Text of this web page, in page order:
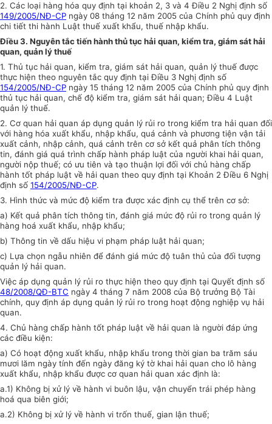
2. Các loại hàng hóa quy định tại khoản 2, 3 và 4 Điều 2 Nghị định số
149/2005/NĐ-CP ngày 08 tháng 12 năm 2005 của Chính phủ quy định
chi tiết thi hành Luật thuế xuất khẩu, thuế nhập khẩu.
Điều 3. Nguyên tắc tiến hành thủ tục hải quan, kiểm tra, giám sát hải
quan, quản lý thuế
1. Thủ tục hải quan, kiểm tra, giám sát hải quan, quản lý thuế được
thực hiện theo nguyên tắc quy định tại Điều 3 Nghị định số
154/2005/NĐ-CP ngày 15 tháng 12 năm 2005 của Chính phủ quy định
thủ tục hải quan, chế độ kiểm tra, giám sát hải quan; Điều 4 Luật
quản lý thuế.
2. Cơ quan hải quan áp dụng quản lý rủi ro trong kiểm tra hải quan đối
với hàng hóa xuất khẩu, nhập khẩu, quá cảnh và phương tiện vận tải
xuất cảnh, nhập cảnh, quá cảnh trên cơ sở kết quả phân tích thông
tin, đánh giá quá trình chấp hành pháp luật của người khai hải quan,
người nộp thuế; có ưu tiên và tạo thuận lợi đối với chủ hàng chấp
hành tốt pháp luật về hải quan theo quy định tại Khoản 2 Điều 6 Nghị
định số 154/2005/NĐ-CP.
3. Hình thức và mức độ kiểm tra được xác định cụ thể trên cơ sở:
a) Kết quả phân tích thông tin, đánh giá mức độ rủi ro trong quản lý
hàng hoá xuất khẩu, nhập khẩu;
b) Thông tin về dấu hiệu vi phạm pháp luật hải quan;
c) Lựa chọn ngẫu nhiên để đánh giá mức độ tuân thủ của đối tượng
quản lý hải quan.
Việc áp dụng quản lý rủi ro thực hiện theo quy định tại Quyết định số
48/2008/QĐ-BTC ngày 4 tháng 7 năm 2008 của Bộ trưởng Bộ Tài
chính, quy định áp dụng quản lý rủi ro trong hoạt động nghiệp vụ hải
quan.
4. Chủ hàng chấp hành tốt pháp luật về hải quan là người đáp ứng
các điều kiện:
a) Có hoạt động xuất khẩu, nhập khẩu trong thời gian ba trăm sáu
mươi lăm ngày tính đến ngày đăng ký tờ khai hải quan cho lô hàng
xuất khẩu, nhập khẩu được cơ quan hải quan xác định là:
a.1) Không bị xử lý về hành vi buôn lậu, vận chuyển trái phép hàng
hoá qua biên giới;
a.2) Không bị xử lý về hành vi trốn thuế, gian lận thuế;